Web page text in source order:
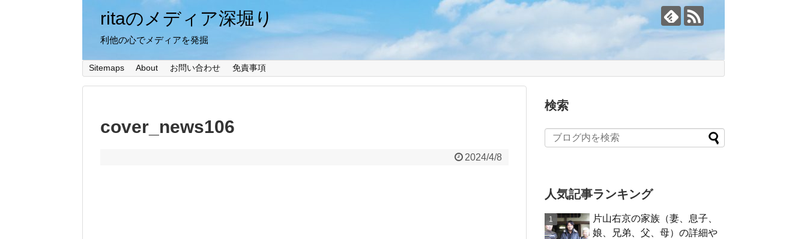
ritaのメディア深堀り
利他の心でメディアを発掘
Sitemaps About お問い合わせ 免責事項
cover_news106
2024/4/8
検索
人気記事ランキング
片山右京の家族（妻、息子、
娘、兄弟、父、母）の詳細や